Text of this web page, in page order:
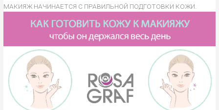
МАКИЯЖ НАЧИНАЕТСЯ С ПРАВИЛЬНОЙ ПОДГОТОВКИ КОЖИ.